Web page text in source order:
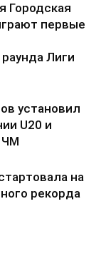
Городская
первые
Лиги
установил
U20 и
ЧМ
на
рекорда